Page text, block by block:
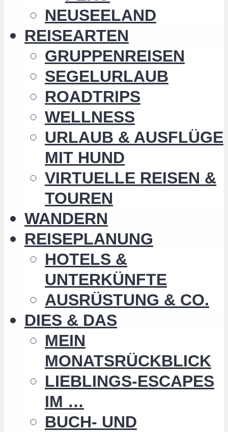
NEUSEELAND
REISEARTEN
GRUPPENREISEN
SEGELURLAUB
ROADTRIPS
WELLNESS
URLAUB & AUSFLÜGE
MIT HUND
VIRTUELLE REISEN &
TOUREN
WANDERN
REISEPLANUNG
HOTELS &
UNTERKÜNFTE
AUSRÜSTUNG & CO.
DIES & DAS
MEIN
MONATSRÜCKBLICK
LIEBLINGS-ESCAPES
IM …
BUCH- UND